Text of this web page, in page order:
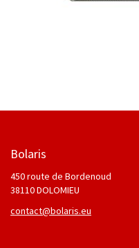
Bolaris
450 route de Bordenoud
38110 DOLOMIEU
contact@bolaris.eu